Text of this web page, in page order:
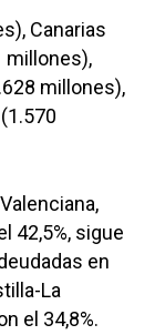
Canarias
millones),
millones),
42,5%, sigue
en
La
el 34,8%.